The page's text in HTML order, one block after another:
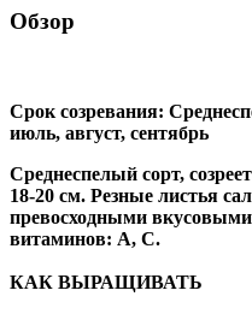
Обзор
Срок созревания:
июль, август, сентябрь
Среднеспелый сорт,
18-20 см. Резные листья
превосходными
витаминов: А, С.
КАК ВЫРАЩИВАТЬ